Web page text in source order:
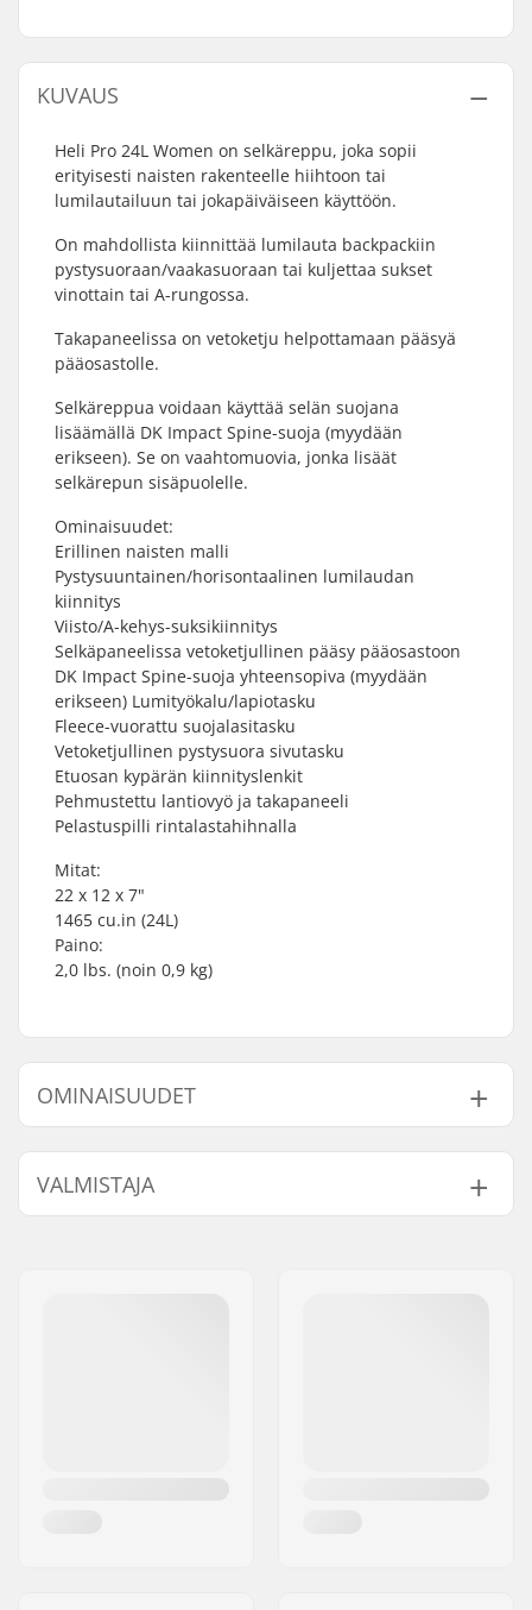
KUVAUS
Heli Pro 24L Women on selkäreppu, joka sopii
erityisesti naisten rakenteelle hiihtoon tai
lumilautailuun tai jokapäiväiseen käyttöön.
On mahdollista kiinnittää lumilauta backpackiin
pystysuoraan/vaakasuoraan tai kuljettaa sukset
vinottain tai A-rungossa.
Takapaneelissa on vetoketju helpottamaan pääsyä
pääosastolle.
Selkäreppua voidaan käyttää selän suojana
lisäämällä DK Impact Spine-suoja (myydään
erikseen). Se on vaahtomuovia, jonka lisäät
selkärepun sisäpuolelle.
Ominaisuudet:
Erillinen naisten malli
Pystysuuntainen/horisontaalinen lumilaudan
kiinnitys
Viisto/A-kehys-suksikiinnitys
Selkäpaneelissa vetoketjullinen pääsy pääosastoon
DK Impact Spine-suoja yhteensopiva (myydään
erikseen) Lumityökalu/lapiotasku
Fleece-vuorattu suojalasitasku
Vetoketjullinen pystysuora sivutasku
Etuosan kypärän kiinnityslenkit
Pehmustettu lantiovyö ja takapaneeli
Pelastuspilli rintalastahihnalla
Mitat:
22 x 12 x 7"
1465 cu.in (24L)
Paino:
2,0 lbs. (noin 0,9 kg)
OMINAISUUDET
Paino:
1000g
Tyyppi:
Height x Width x
53 x 31 x 20 cm
VALMISTAJA